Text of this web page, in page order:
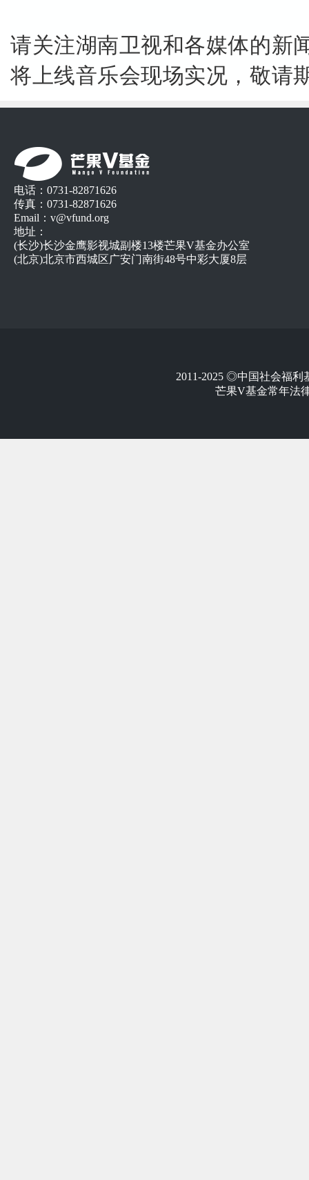
请关注湖南卫视和各媒体的新
将上线音乐会现场实况，敬请
电话：0731-82871626
传真：0731-82871626
Email：v@vfund.org
地址：
(长沙)长沙金鹰影视城副楼13楼芒果V基金办公室
(北京)北京市西城区广安门南街48号中彩大厦8层
2011-2025 ◎中国社会福
芒果V基金常年法